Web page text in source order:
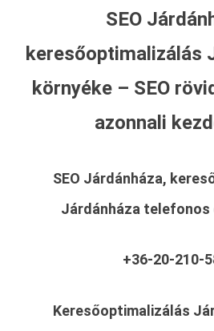
SEO
keresőoptimalizálás
környéke – SEO
azonnali
SEO Járdánháza,
Járdánháza telefonos
+36-20-210-
Keresőoptimalizálás